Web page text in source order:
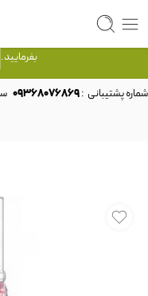
توجه! برند لانگ لایف رایحه های
عرضه می کند.که با انتخاب حجم
بفرمایید.
شماره پشتیبانی :09368076869